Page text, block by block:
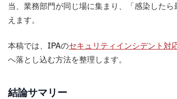
当、業務部門が同じ場に集まり、「感染した
えます。
本稿では、IPAのセキュリティインシデント対
へ落とし込む方法を整理します。
結論サマリー